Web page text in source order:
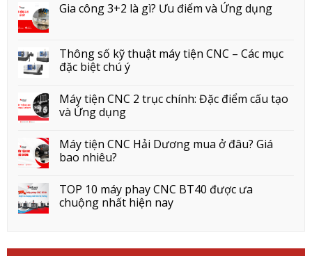
Gia công 3+2 là gì? Ưu điểm và Ứng dụng
Thông số kỹ thuật máy tiện CNC – Các mục
đặc biệt chú ý
Máy tiện CNC 2 trục chính: Đặc điểm cấu tạo
và Ứng dụng
Máy tiện CNC Hải Dương mua ở đâu? Giá
bao nhiêu?
TOP 10 máy phay CNC BT40 được ưa
chuộng nhất hiện nay